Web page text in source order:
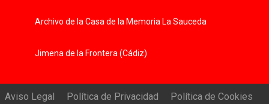
Archivo de la Casa de la Memoria La Sauceda
Jimena de la Frontera (Cádiz)
Aviso Legal Política de Privacidad Política de Cookies